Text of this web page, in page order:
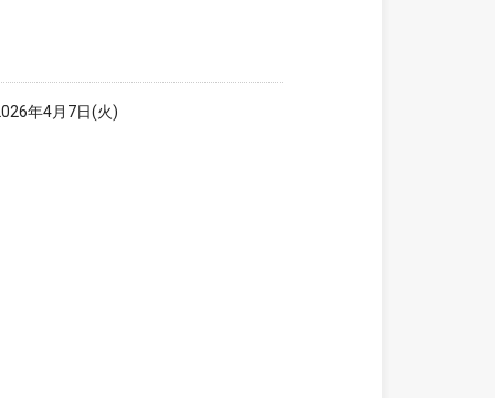
年4月7日(火)